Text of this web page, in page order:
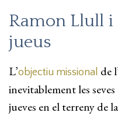
Ramon Llull i
jueus
L’objectiu missional de
inevitablement les
jueves en el terreny de